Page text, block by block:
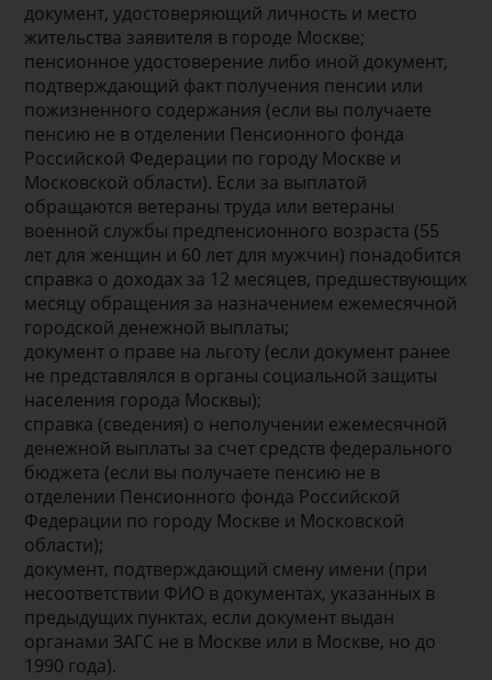
документ, удостоверяющий личность и место
жительства заявителя в городе Москве;
пенсионное удостоверение либо иной документ,
подтверждающий факт получения пенсии или
пожизненного содержания (если вы получаете
пенсию не в отделении Пенсионного фонда
Российской Федерации по городу Москве и
Московской области). Если за выплатой
обращаются ветераны труда или ветераны
военной службы предпенсионного возраста (55
лет для женщин и 60 лет для мужчин) понадобится
справка о доходах за 12 месяцев, предшествующих
месяцу обращения за назначением ежемесячной
городской денежной выплаты;
документ о праве на льготу (если документ ранее
не представлялся в органы социальной защиты
населения города Москвы);
справка (сведения) о неполучении ежемесячной
денежной выплаты за счет средств федерального
бюджета (если вы получаете пенсию не в
отделении Пенсионного фонда Российской
Федерации по городу Москве и Московской
области);
документ, подтверждающий смену имени (при
несоответствии ФИО в документах, указанных в
предыдущих пунктах, если документ выдан
органами ЗАГС не в Москве или в Москве, но до
1990 года).